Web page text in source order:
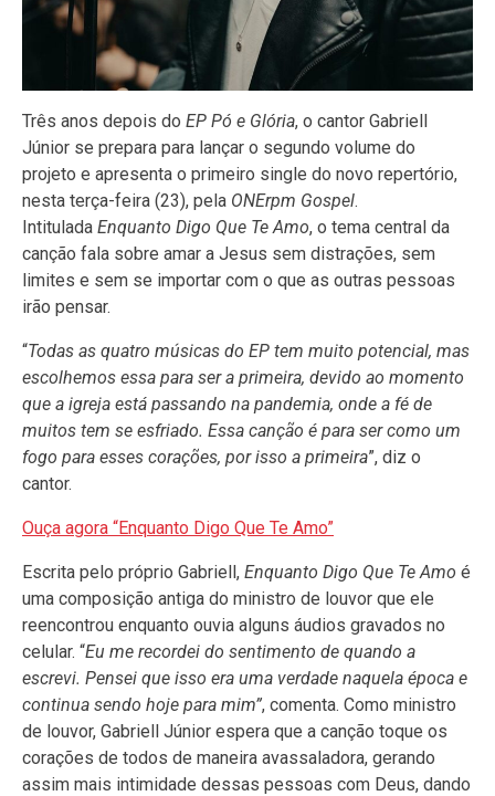
Três anos depois do EP Pó e Glória, o cantor Gabriell
Júnior se prepara para lançar o segundo volume do
projeto e apresenta o primeiro single do novo repertório,
nesta terça-feira (23), pela ONErpm Gospel.
Intitulada Enquanto Digo Que Te Amo, o tema central da
canção fala sobre amar a Jesus sem distrações, sem
limites e sem se importar com o que as outras pessoas
irão pensar.
“Todas as quatro músicas do EP tem muito potencial, mas
escolhemos essa para ser a primeira, devido ao momento
que a igreja está passando na pandemia, onde a fé de
muitos tem se esfriado. Essa canção é para ser como um
fogo para esses corações, por isso a primeira”, diz o
cantor.
Ouça agora “Enquanto Digo Que Te Amo”
Escrita pelo próprio Gabriell, Enquanto Digo Que Te Amo é
uma composição antiga do ministro de louvor que ele
reencontrou enquanto ouvia alguns áudios gravados no
celular. “Eu me recordei do sentimento de quando a
escrevi. Pensei que isso era uma verdade naquela época e
continua sendo hoje para mim”, comenta. Como ministro
de louvor, Gabriell Júnior espera que a canção toque os
corações de todos de maneira avassaladora, gerando
assim mais intimidade dessas pessoas com Deus, dando